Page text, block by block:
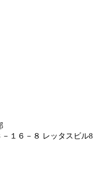
１６－８ レッタスビル8